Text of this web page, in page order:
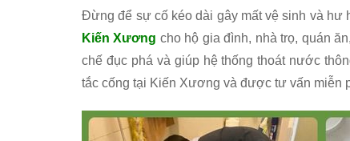
Đừng để sự cố kéo dài gây mất vệ sinh và hư
Kiến Xương cho hộ gia đình, nhà trọ, quán
chế đục phá và giúp hệ thống thoát nước
tắc cống tại Kiến Xương và được tư vấn miễn